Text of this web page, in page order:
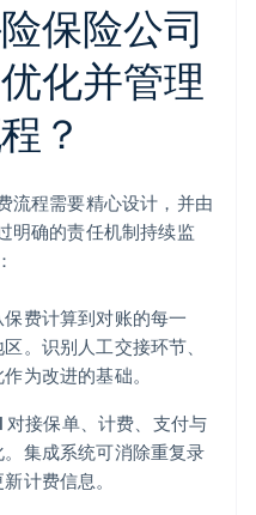
保险公司
化并管理
？
流程需要精心设计，并由
明确的责任机制持续监
保费计算到对账的每一
。识别人工交接环节、
为改进的基础。
对接保单、计费、支付与
集成系统可消除重复录
计费信息。